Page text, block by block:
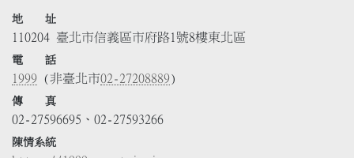
地 址
110204 臺北市信義區市府路1號8樓東北區
電 話
1999 (非臺北市02-27208889)
傳 真
02-27596695、02-27593266
陳情系統